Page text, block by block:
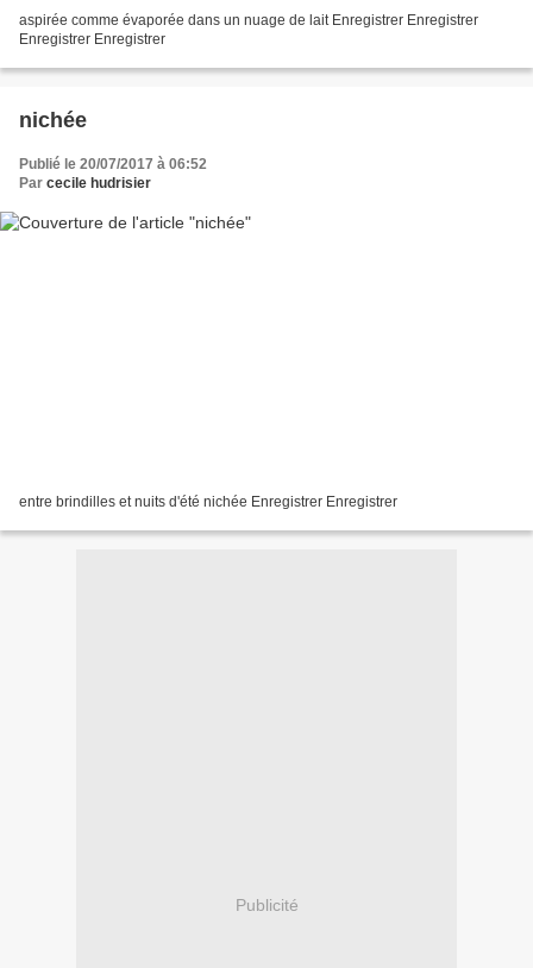
aspirée comme évaporée dans un nuage de lait Enregistrer Enregistrer
Enregistrer Enregistrer
nichée
Publié le 20/07/2017 à 06:52
Par cecile hudrisier
entre brindilles et nuits d'été nichée Enregistrer Enregistrer
Publicité